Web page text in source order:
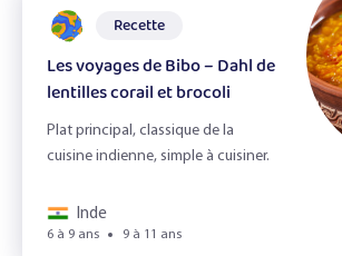
Recette
Les voyages de Bibo – Dahl de
lentilles corail et brocoli
Plat principal, classique de la
cuisine indienne, simple à cuisiner.
Inde
6 à 9 ans 9 à 11 ans